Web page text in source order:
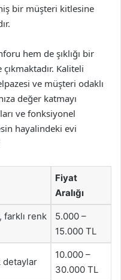
bir müşteri kitlesine
hem de şıklığı bir
Kaliteli
ve müşteri odaklı
değer katmayı
ve fonksiyonel
hayalindeki evi
Fiyat
Aralığı
farklı renk
5.000 –
15.000 TL
detaylar
10.000 –
30.000 TL